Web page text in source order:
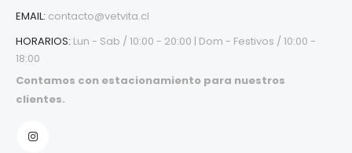
EMAIL: contacto@vetvita.cl
HORARIOS: Lun - Sab / 10:00 - 20:00 | Dom - Festivos / 10:00 -
18:00
Contamos con estacionamiento para nuestros
clientes.